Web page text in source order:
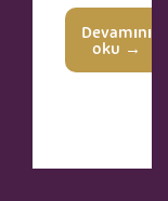
Devamını
oku →